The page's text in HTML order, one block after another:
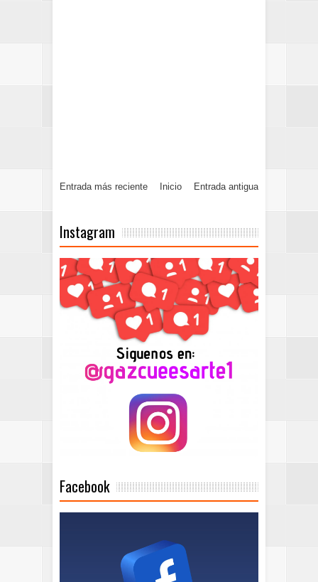
Entrada más reciente Entrada antigua
Inicio
Instagram
Facebook